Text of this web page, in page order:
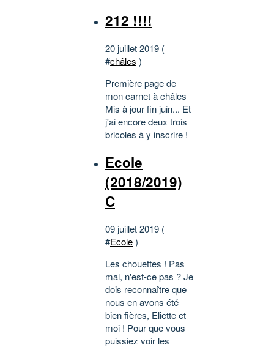
212 !!!!
20 juillet 2019 (
#châles )
Première page de
mon carnet à châles
Mis à jour fin juin... Et
j'ai encore deux trois
bricoles à y inscrire !
Ecole
(2018/2019)
C
09 juillet 2019 (
#Ecole)
Les chouettes ! Pas
mal, n'est-ce pas ? Je
dois reconnaître que
nous en avons été
bien fières, Eliette et
moi ! Pour que vous
puissiez voir les